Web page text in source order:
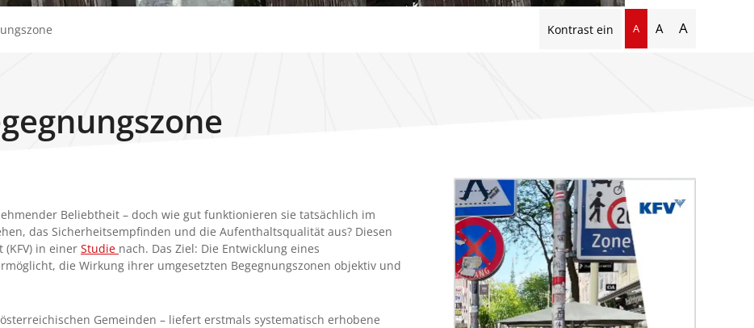
Kontrast ein A A A
Beliebtheit – doch wie gut funktionieren sie tatsächlich im
das Sicherheitsempfinden und die Aufenthaltsqualität aus? Diesen
in einer Studie nach. Das Ziel: Die Entwicklung eines
die Wirkung ihrer umgesetzten Begegnungszonen objektiv und
Gemeinden – liefert erstmals systematisch erhobene